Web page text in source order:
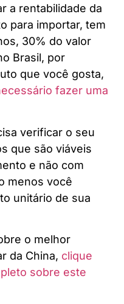
a rentabilidade da
para importar, tem
30% do valor
Brasil, por
que você gosta,
fazer uma
verificar o seu
que são viáveis
e não com
menos você
unitário de sua
o melhor
da China, clique
sobre este